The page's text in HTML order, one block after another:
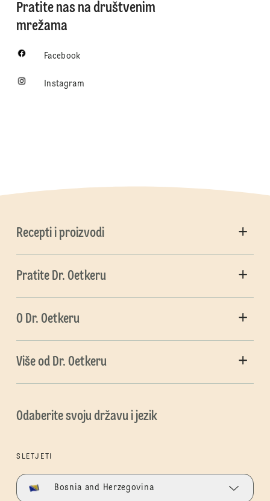
Pratite nas na društvenim
mrežama
Facebook
Instagram
Recepti i proizvodi
Pratite Dr. Oetkeru
O Dr. Oetkeru
Više od Dr. Oetkeru
Odaberite svoju državu i jezik
SLETJETI
Bosnia and Herzegovina